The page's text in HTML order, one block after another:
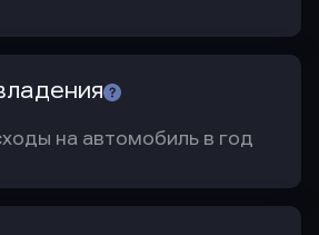
на автомобиль в год